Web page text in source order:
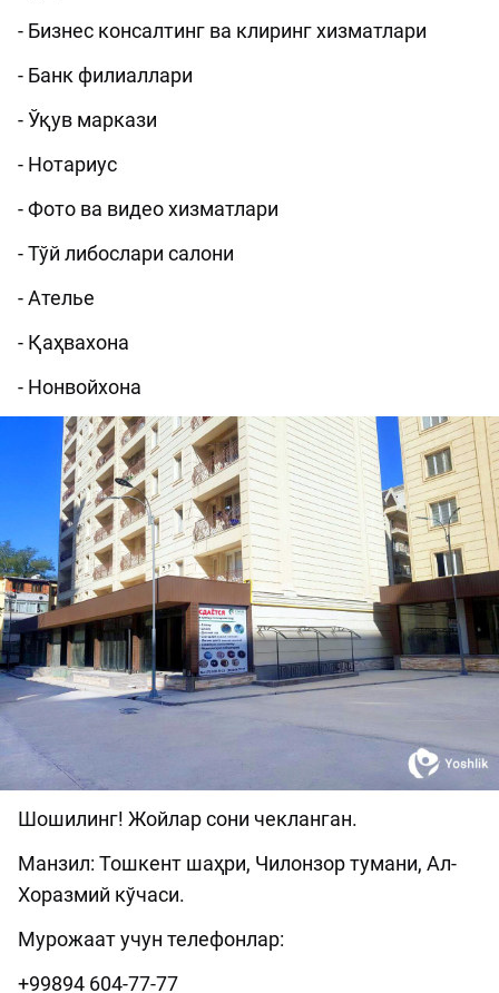
- Бизнес консалтинг ва клиринг хизматлари
- Банк филиаллари
- Ўқув маркази
- Нотариус
- Фото ва видео хизматлари
- Тўй либослари салони
- Ателье
- Қаҳвахона
- Нонвойхона
Шошилинг! Жойлар сони чекланган.
Манзил: Тошкент шаҳри, Чилонзор тумани, Ал-
Хоразмий кўчаси.
Мурожаат учун телефонлар:
+99894 604-77-77